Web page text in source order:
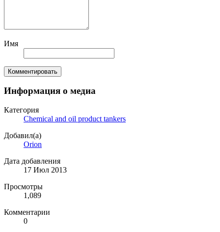
Имя
Комментировать
Информация о медиа
Категория
Chemical and oil product tankers
Добавил(а)
Orion
Дата добавления
17 Июл 2013
Просмотры
1,089
Комментарии
0